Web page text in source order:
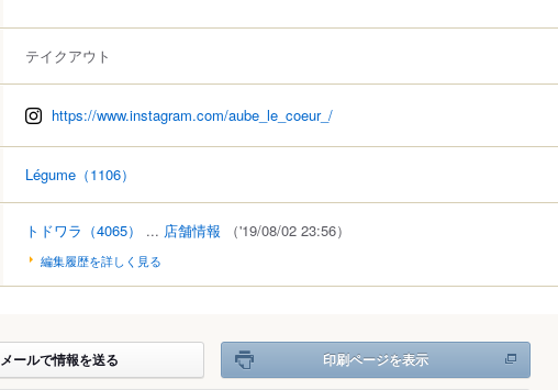
テイクアウト
https://www.instagram.com/aube_le_coeur_/
Légume （1106）
トドワラ （4065） ... 店舗情報 （'19/08/02 23:56）
編集履歴を詳しく見る
メールで情報を送る 印刷ページを表示